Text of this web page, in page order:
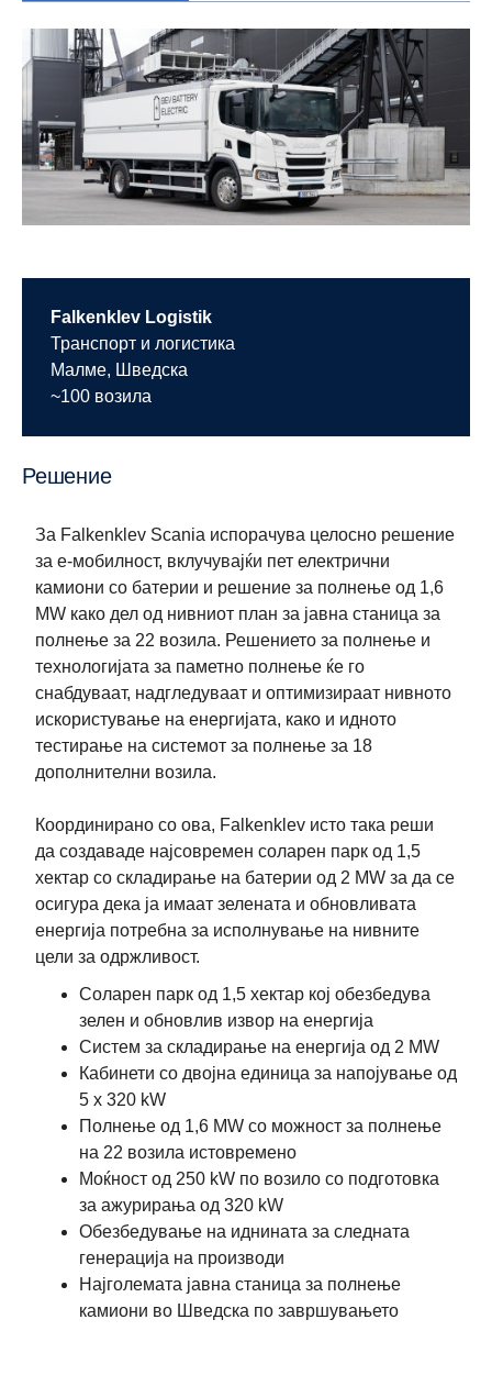
Falkenklev Logistik
Транспорт и логистика
Малме, Шведска
~100 возила
Решение
За Falkenklev Scania испорачува целосно решение
за е-мобилност, вклучувајќи пет електрични
камиони со батерии и решение за полнење од 1,6
MW како дел од нивниот план за јавна станица за
полнење за 22 возила. Решението за полнење и
технологијата за паметно полнење ќе го
снабдуваат, надгледуваат и оптимизираат нивното
искористување на енергијата, како и идното
тестирање на системот за полнење за 18
дополнителни возила.
Координирано со ова, Falkenklev исто така реши
да создаваде најсовремен соларен парк од 1,5
хектар со складирање на батерии од 2 MW за да се
осигура дека ја имаат зелената и обновливата
енергија потребна за исполнување на нивните
цели за одржливост.
Соларен парк од 1,5 хектар кој обезбедува
зелен и обновлив извор на енергија
Систем за складирање на енергија од 2 MW
Кабинети со двојна единица за напојување од
5 x 320 kW
Полнење од 1,6 MW со можност за полнење
на 22 возила истовремено
Моќност од 250 kW по возило со подготовка
за ажурирања од 320 kW
Обезбедување на иднината за следната
генерација на производи
Најголемата јавна станица за полнење
камиони во Шведска по завршувањето